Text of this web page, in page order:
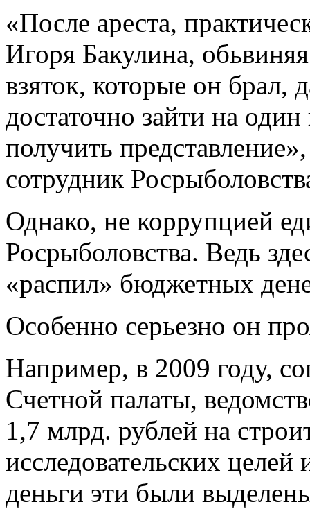
«После ареста,
Игоря Бакулина,
взяток, которые он брал,
достаточно зайти на
получить
сотрудник
Однако, не коррупцией
Росрыболовства. Ведь
«распил» бюджетных
Особенно серьезно он
Например, в 2009 году,
Счетной палаты,
1,7 млрд. рублей на
исследовательских
деньги эти были